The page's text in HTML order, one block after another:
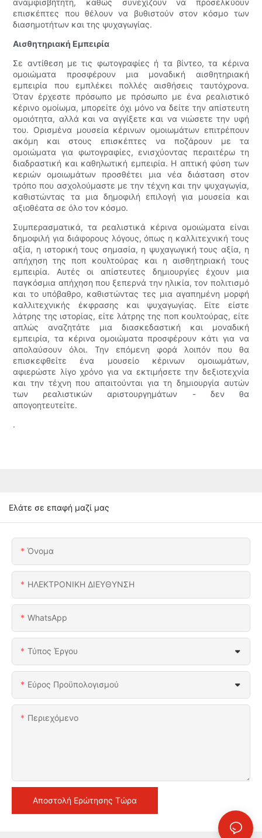
αναμφισβήτητη, καθώς συνεχίζουν να προσελκύουν
επισκέπτες που θέλουν να βυθιστούν στον κόσμο των
διασημοτήτων και της ψυχαγωγίας.
Αισθητηριακή Εμπειρία
Σε αντίθεση με τις φωτογραφίες ή τα βίντεο, τα κέρινα
ομοιώματα προσφέρουν μια μοναδική αισθητηριακή
εμπειρία που εμπλέκει πολλές αισθήσεις ταυτόχρονα.
Όταν έρχεστε πρόσωπο με πρόσωπο με ένα ρεαλιστικό
κέρινο ομοίωμα, μπορείτε όχι μόνο να δείτε την απίστευτη
ομοιότητα, αλλά και να αγγίξετε και να νιώσετε την υφή
του. Ορισμένα μουσεία κέρινων ομοιωμάτων επιτρέπουν
ακόμη και στους επισκέπτες να ποζάρουν με τα
ομοιώματα για φωτογραφίες, ενισχύοντας περαιτέρω τη
διαδραστική και καθηλωτική εμπειρία. Η απτική φύση των
κεριών ομοιωμάτων προσθέτει μια νέα διάσταση στον
τρόπο που ασχολούμαστε με την τέχνη και την ψυχαγωγία,
καθιστώντας τα μια δημοφιλή επιλογή για μουσεία και
αξιοθέατα σε όλο τον κόσμο.
Συμπερασματικά, τα ρεαλιστικά κέρινα ομοιώματα είναι
δημοφιλή για διάφορους λόγους, όπως η καλλιτεχνική τους
αξία, η ιστορική τους σημασία, η ψυχαγωγική τους αξία, η
απήχηση της ποπ κουλτούρας και η αισθητηριακή τους
εμπειρία. Αυτές οι απίστευτες δημιουργίες έχουν μια
παγκόσμια απήχηση που ξεπερνά την ηλικία, τον πολιτισμό
και το υπόβαθρο, καθιστώντας τες μια αγαπημένη μορφή
καλλιτεχνικής έκφρασης και ψυχαγωγίας. Είτε είστε
λάτρης της ιστορίας, είτε λάτρης της ποπ κουλτούρας, είτε
απλώς αναζητάτε μια διασκεδαστική και μοναδική
εμπειρία, τα κέρινα ομοιώματα προσφέρουν κάτι για να
απολαύσουν όλοι. Την επόμενη φορά λοιπόν που θα
επισκεφθείτε ένα μουσείο κέρινων ομοιωμάτων,
αφιερώστε λίγο χρόνο για να εκτιμήσετε την δεξιοτεχνία
και την τέχνη που απαιτούνται για τη δημιουργία αυτών
των ρεαλιστικών αριστουργημάτων - δεν θα
απογοητευτείτε.
.
Ελάτε σε επαφή μαζί μας
Όνομα
ΗΛΕΚΤΡΟΝΙΚΗ ΔΙΕΥΘΥΝΣΗ
WhatsApp
Τύπος Έργου
Εύρος Προϋπολογισμού
Περιεχόμενο
Αποστολή Ερώτησης Τώρα